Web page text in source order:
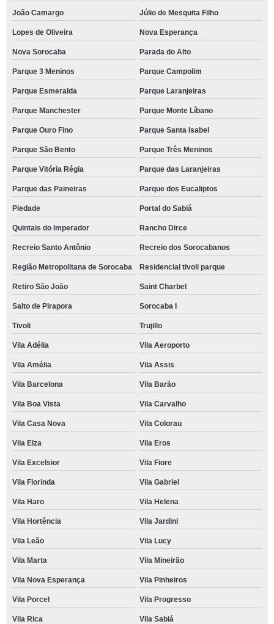
João Camargo Júlio de Mesquita Filho
Lopes de Oliveira Nova Esperança
Nova Sorocaba Parada do Alto
Parque 3 Meninos Parque Campolim
Parque Esmeralda Parque Laranjeiras
Parque Manchester Parque Monte Líbano
Parque Ouro Fino Parque Santa Isabel
Parque São Bento Parque Três Meninos
Parque Vitória Régia Parque das Laranjeiras
Parque das Paineiras Parque dos Eucaliptos
Piedade Portal do Sabiá
Quintais do Imperador Rancho Dirce
Recreio Santo Antônio Recreio dos Sorocabanos
Região Metropolitana de Sorocaba Residencial tivoli parque
Retiro São João Saint Charbel
Salto de Pirapora Sorocaba I
Tivoli Trujillo
Vila Adélia Vila Aeroporto
Vila Amélia Vila Assis
Vila Barcelona Vila Barão
Vila Boa Vista Vila Carvalho
Vila Casa Nova Vila Colorau
Vila Elza Vila Eros
Vila Excelsior Vila Fiore
Vila Florinda Vila Gabriel
Vila Haro Vila Helena
Vila Hortência Vila Jardini
Vila Leão Vila Lucy
Vila Marta Vila Mineirão
Vila Nova Esperança Vila Pinheiros
Vila Porcel Vila Progresso
Vila Rica Vila Sabiá